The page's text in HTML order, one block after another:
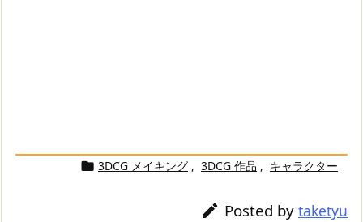
 3DCG メイキング , 3DCG 作品 , キャラクター
 Posted by taketyu